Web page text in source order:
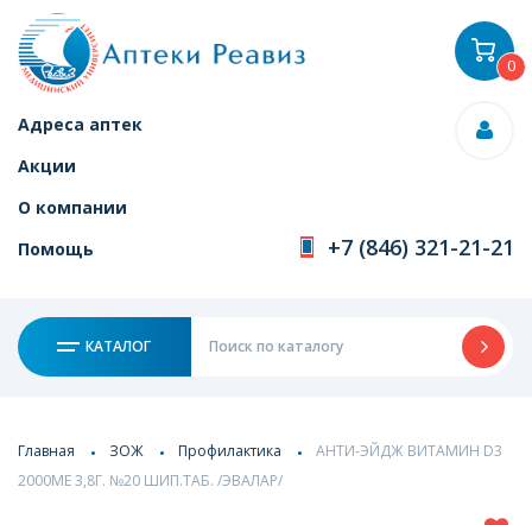
Адреса аптек
Акции
О компании
Помощь
+7 (846) 321-21-21
КАТАЛОГ
0
Главная ЗОЖ Профилактика
АНТИ-ЭЙДЖ ВИТАМИН D3
2000МЕ 3,8Г. №20 ШИП.ТАБ. /ЭВАЛАР/